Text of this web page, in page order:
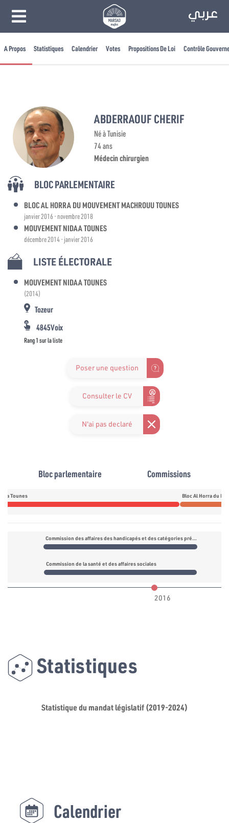
A Propos Statistiques Calendrier Votes Propositions De Loi Contrôle
ABDERRAOUF CHERIF
Né à Tunisie
74 ans
Médecin chirurgien
BLOC PARLEMENTAIRE
BLOC AL HORRA DU MOUVEMENT MACHROUU TOUNES
janvier 2016 - novembre 2018
MOUVEMENT NIDAA TOUNES
décembre 2014 - janvier 2016
LISTE ÉLECTORALE
MOUVEMENT NIDAA TOUNES
(2014)
Tozeur
4845Voix
Rang 1 sur la liste
Poser une question
Consulter le CV
N'ai pas declaré
Bloc parlementaire Commissions
Tounes Bloc Al Horra du
Commission des affaires des handicapés et des catégories précaires
Commission de la santé et des affaires sociales
2016
Statistiques
Statistique du mandat législatif (2019-2024)
Calendrier